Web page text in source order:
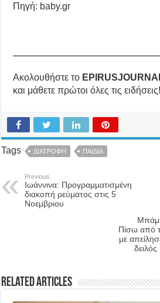
Πηγή: baby.gr
Ακολουθήστε το
και μάθετε πρώτοι όλες τις ειδήσεις!
Tags ΔΙΑΤΡΟΦΗ ΠΑΙΔΙΑ
Previous
Ιωάννινα: Προγραμματισμένη
διακοπή ρεύματος στις 5
Νοεμβριου
Πίσω από
με
Related Articles